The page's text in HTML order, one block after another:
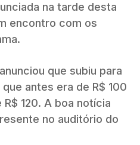
na tarde desta
encontro com os
que subiu para
antes era de R$ 100
120. A boa notícia
no auditório do